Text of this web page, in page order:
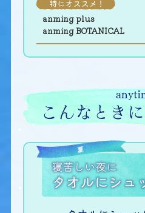
anming plus
anming BOTANICAL